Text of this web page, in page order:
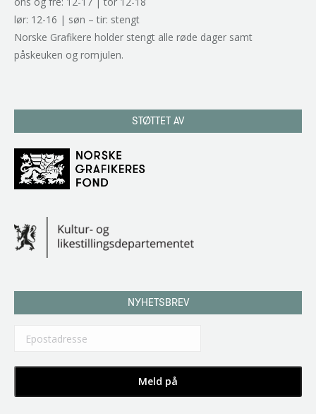
lør: 12-16 | søn – tir: stengt
Norske Grafikere holder stengt alle røde dager samt
påskeuken og romjulen.
STØTTET AV
NYHETSBREV